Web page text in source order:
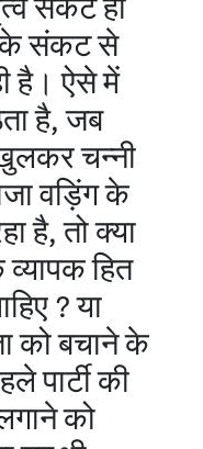
संकट ही
के संकट से
है। ऐसे में
है, जब
खुलकर चन्नी
वड़िंग के
है, तो क्या
व्यापक हित
? या
को बचाने के
पार्टी की
को